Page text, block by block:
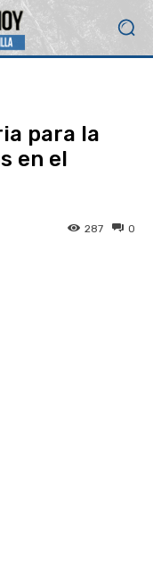
para la
en el
0
287